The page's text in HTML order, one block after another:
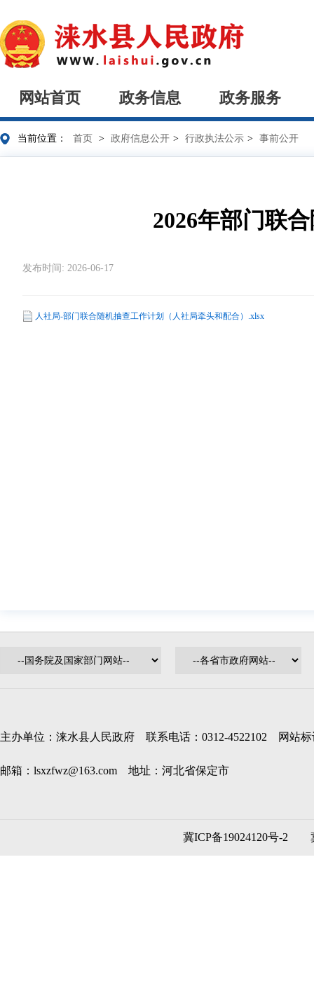
网站首页 政务信息 政务服务
当前位置： 首页 > 政府信息公开 > 行政执法公示 > 事前公开
2026年部门联
发布时间: 2026-06-17
人社局-部门联合随机抽查工作计划（人社局牵头和配合）.xlsx
主办单位：涞水县人民政府 联系电话：0312-4522102 网站标
邮箱：lsxzfwz@163.com 地址：河北省保定市
冀ICP备19024120号-2